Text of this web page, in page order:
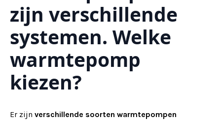
zijn verschillende
systemen. Welke
warmtepomp
kiezen?
Er zijn verschillende soorten warmtepompen